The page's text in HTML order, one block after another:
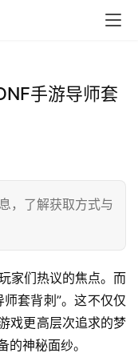
手游导师套
，了解获取方式与
家们热议的焦点。而
套背刺”。这不仅仅
戏更高层次追求的梦
神秘面纱。